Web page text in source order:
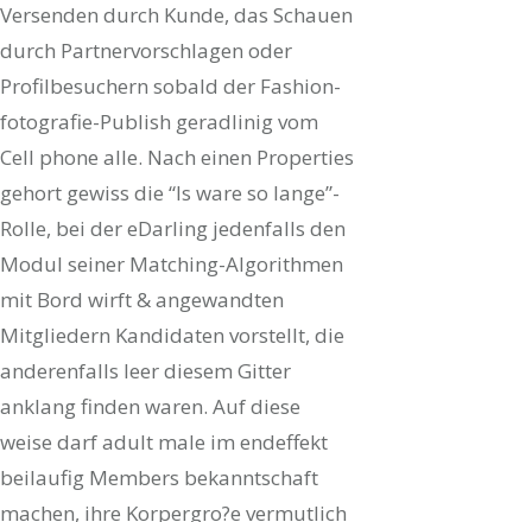
Versenden durch Kunde, das Schauen
durch Partnervorschlagen oder
Profilbesuchern sobald der Fashion-
fotografie-Publish geradlinig vom
Cell phone alle. Nach einen Properties
gehort gewiss die “Is ware so lange”-
Rolle, bei der eDarling jedenfalls den
Modul seiner Matching-Algorithmen
mit Bord wirft & angewandten
Mitgliedern Kandidaten vorstellt, die
anderenfalls leer diesem Gitter
anklang finden waren. Auf diese
weise darf adult male im endeffekt
beilaufig Members bekanntschaft
machen, ihre Korpergro?e vermutlich